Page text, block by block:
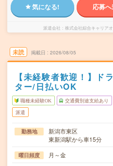
気になる! 応募
派遣会社 株式会社綜合キャリア
未読 掲載日 2026/08/05
【未経験者歓迎！】ド
ター/日払いOK
職種未経験OK 交通費別途支給あり
派遣
勤務地
新潟市東区
東新潟駅から車15分
曜日頻度 月～金